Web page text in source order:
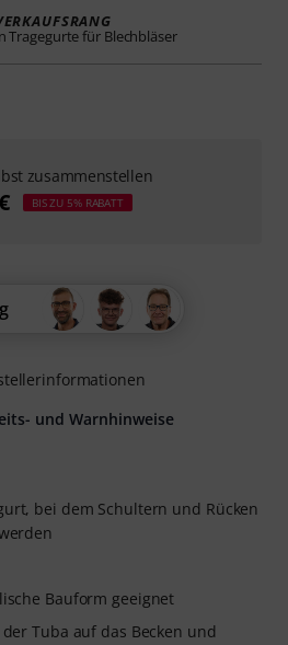
bei dem Schultern und Rücken
Bauform geeignet
Tuba auf das Becken und
Tragegurte für Blechbläser
und Warnhinweise
zusammenstellen
BIS ZU 5% RABATT